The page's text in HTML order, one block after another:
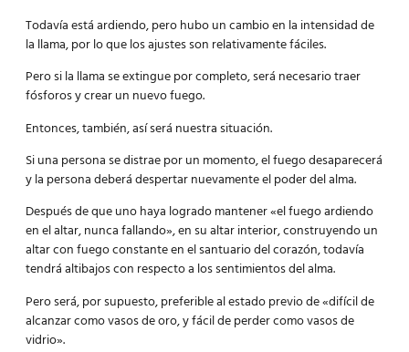
Todavía está ardiendo, pero hubo un cambio en la intensidad de
la llama, por lo que los ajustes son relativamente fáciles.
Pero si la llama se extingue por completo, será necesario traer
fósforos y crear un nuevo fuego.
Entonces, también, así será nuestra situación.
Si una persona se distrae por un momento, el fuego desaparecerá
y la persona deberá despertar nuevamente el poder del alma.
Después de que uno haya logrado mantener «el fuego ardiendo
en el altar, nunca fallando», en su altar interior, construyendo un
altar con fuego constante en el santuario del corazón, todavía
tendrá altibajos con respecto a los sentimientos del alma.
Pero será, por supuesto, preferible al estado previo de «difícil de
alcanzar como vasos de oro, y fácil de perder como vasos de
vidrio».